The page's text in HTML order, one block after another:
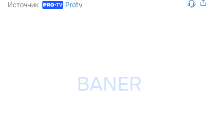
Источник Protv